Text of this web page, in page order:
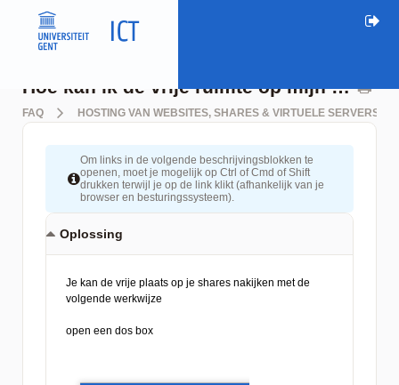
Hoe kan ik de vrije ruimte op mijn gedeelde netwerkschijf nakijken?
FAQ HOSTING VAN WEBSITES, SHARES & VIRTUELE SERVERS
Om links in de volgende beschrijvingsblokken te
openen, moet je mogelijk op Ctrl of Cmd of Shift
drukken terwijl je op de link klikt (afhankelijk van je
browser en besturingssysteem).
Oplossing